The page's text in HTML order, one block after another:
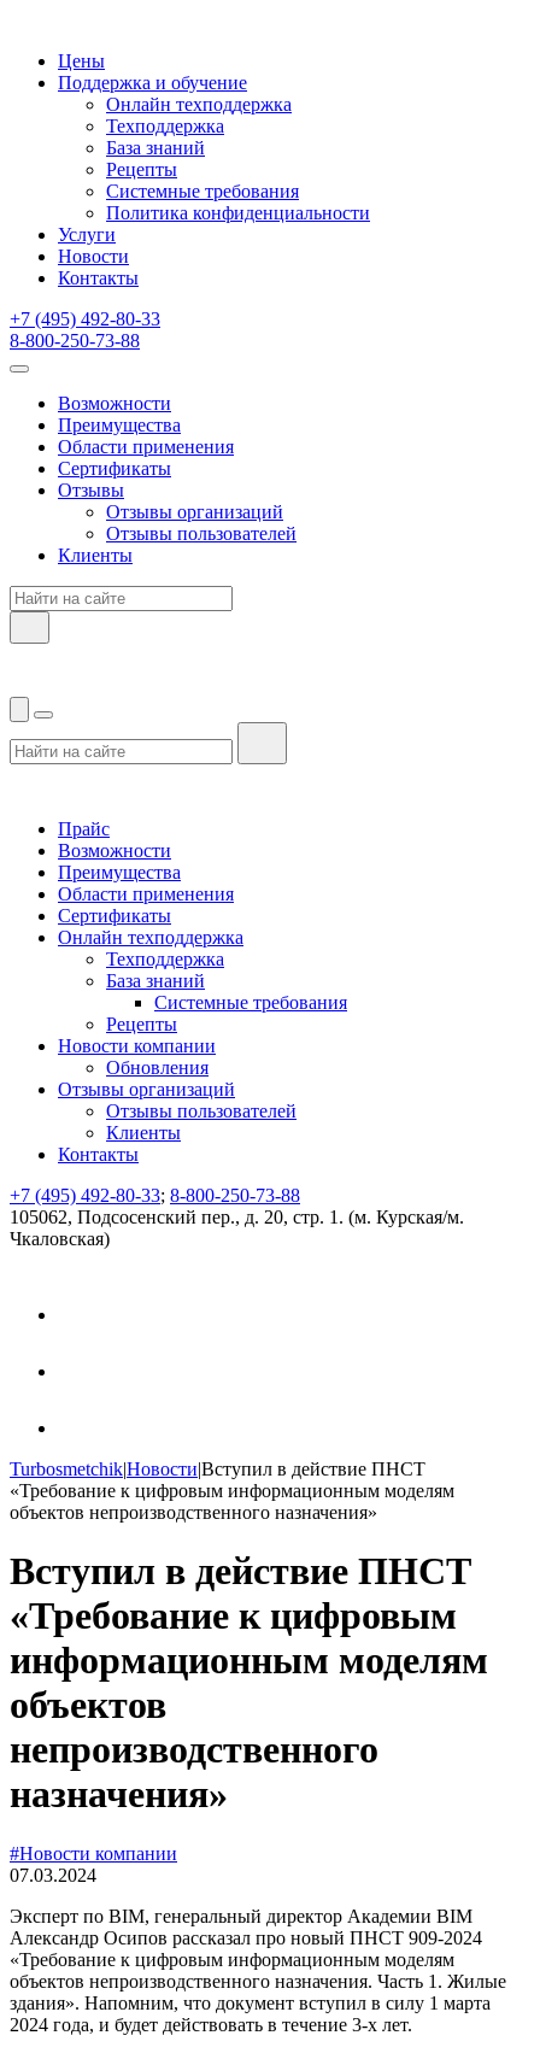
Цены
Поддержка и обучение
Онлайн техподдержка
Техподдержка
База знаний
Рецепты
Системные требования
Политика конфиденциальности
Услуги
Новости
Контакты
+7 (495) 492-80-33
8-800-250-73-88
Возможности
Преимущества
Области применения
Сертификаты
Отзывы
Отзывы организаций
Отзывы пользователей
Клиенты
Прайс
Возможности
Преимущества
Области применения
Сертификаты
Онлайн техподдержка
Техподдержка
База знаний
Системные требования
Рецепты
Новости компании
Обновления
Отзывы организаций
Отзывы пользователей
Клиенты
Контакты
+7 (495) 492-80-33; 8-800-250-73-88
105062, Подсосенский пер., д. 20, стр. 1. (м. Курская/м.
Чкаловская)
Turbosmetchik|Новости|Вступил в действие ПНСТ
«Требование к цифровым информационным моделям
объектов непроизводственного назначения»
Вступил в действие ПНСТ
«Требование к цифровым
информационным моделям
объектов
непроизводственного
назначения»
#Новости компании
07.03.2024
Эксперт по BIM, генеральный директор Академии BIM
Александр Осипов рассказал про новый ПНСТ 909-2024
«Требование к цифровым информационным моделям
объектов непроизводственного назначения. Часть 1. Жилые
здания». Напомним, что документ вступил в силу 1 марта
2024 года, и будет действовать в течение 3-х лет.